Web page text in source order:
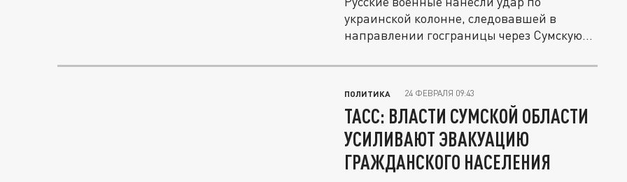
украинской колонне, следовавшей в
направлении госграницы через Сумскую...
ПОЛИТИКА 24 ФЕВРАЛЯ 09:43
ТАСС: ВЛАСТИ СУМСКОЙ ОБЛАСТИ
УСИЛИВАЮТ ЭВАКУАЦИЮ
ГРАЖДАНСКОГО НАСЕЛЕНИЯ